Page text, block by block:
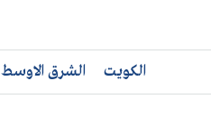
الكويت الشرق الاوسط